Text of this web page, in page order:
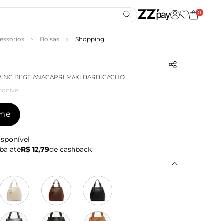
0
Bolsas Shopping
BEGE ANACAPRI MAXI BARBICACHO
atéR$ 12,79de cashback